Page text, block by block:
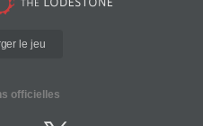
le jeu
officielles